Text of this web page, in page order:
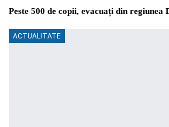
Peste 500 de copii, evacuați din
ACTUALITATE